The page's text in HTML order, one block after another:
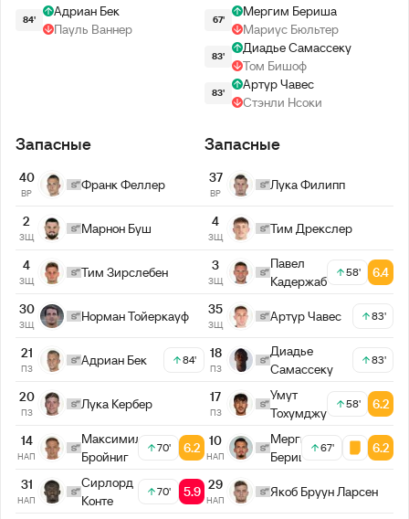
84'
Адриан Бек
Пауль Ваннер
67'
Мергим Бериша
Мариус Бюльтер
83'
Диадье Самассеку
Том Бишоф
83'
Артур Чавес
Стэнли Нсоки
Запасные
40
ВР
Франк Феллер
2
ЗЩ
Марнон Буш
4
ЗЩ
Тим Зирслебен
30
ЗЩ
Норман Тойеркауф
21
ПЗ
Адриан Бек 84'
20
ПЗ
Лука Кербер
14
НАП
Максимилиан
Бройниг
70' 6.2
31
НАП
Сирлорд
Конте
70' 5.9
Запасные
37
ВР
Лука Филипп
4
ЗЩ
Тим Дрекслер
3
ЗЩ
Павел
Кадержабек
58' 6.4
35
ЗЩ
Артур Чавес 83'
18
ПЗ
Диадье
Самассеку
83'
17
ПЗ
Умут
Тохумджу
58' 6.2
10
НАП
Мергим
Бериша
67' 6.2
29
НАП
Якоб Бруун Ларсен